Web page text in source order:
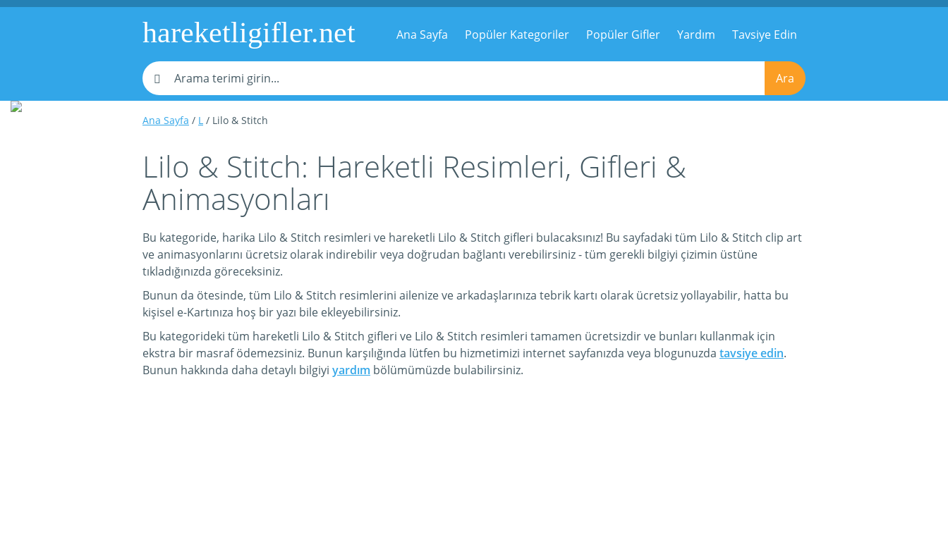
hareketligifler.net Ana Sayfa Popüler Kategoriler Popüler Gifler Yardım Tavsiye Edin
Ara
Ana Sayfa / L / Lilo & Stitch
Lilo & Stitch: Hareketli Resimleri, Gifleri &
Animasyonları
Bu kategoride, harika Lilo & Stitch resimleri ve hareketli Lilo & Stitch gifleri bulacaksınız! Bu sayfadaki tüm Lilo & Stitch clip art
ve animasyonlarını ücretsiz olarak indirebilir veya doğrudan bağlantı verebilirsiniz - tüm gerekli bilgiyi çizimin üstüne
tıkladığınızda göreceksiniz.
Bunun da ötesinde, tüm Lilo & Stitch resimlerini ailenize ve arkadaşlarınıza tebrik kartı olarak ücretsiz yollayabilir, hatta bu
kişisel e-Kartınıza hoş bir yazı bile ekleyebilirsiniz.
Bu kategorideki tüm hareketli Lilo & Stitch gifleri ve Lilo & Stitch resimleri tamamen ücretsizdir ve bunları kullanmak için
ekstra bir masraf ödemezsiniz. Bunun karşılığında lütfen bu hizmetimizi internet sayfanızda veya blogunuzda tavsiye edin.
Bunun hakkında daha detaylı bilgiyi yardım bölümümüzde bulabilirsiniz.